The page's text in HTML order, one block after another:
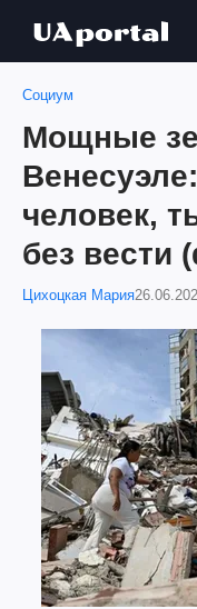
Социум
Мощные
человек,
без вести
Цихоцкая Мария